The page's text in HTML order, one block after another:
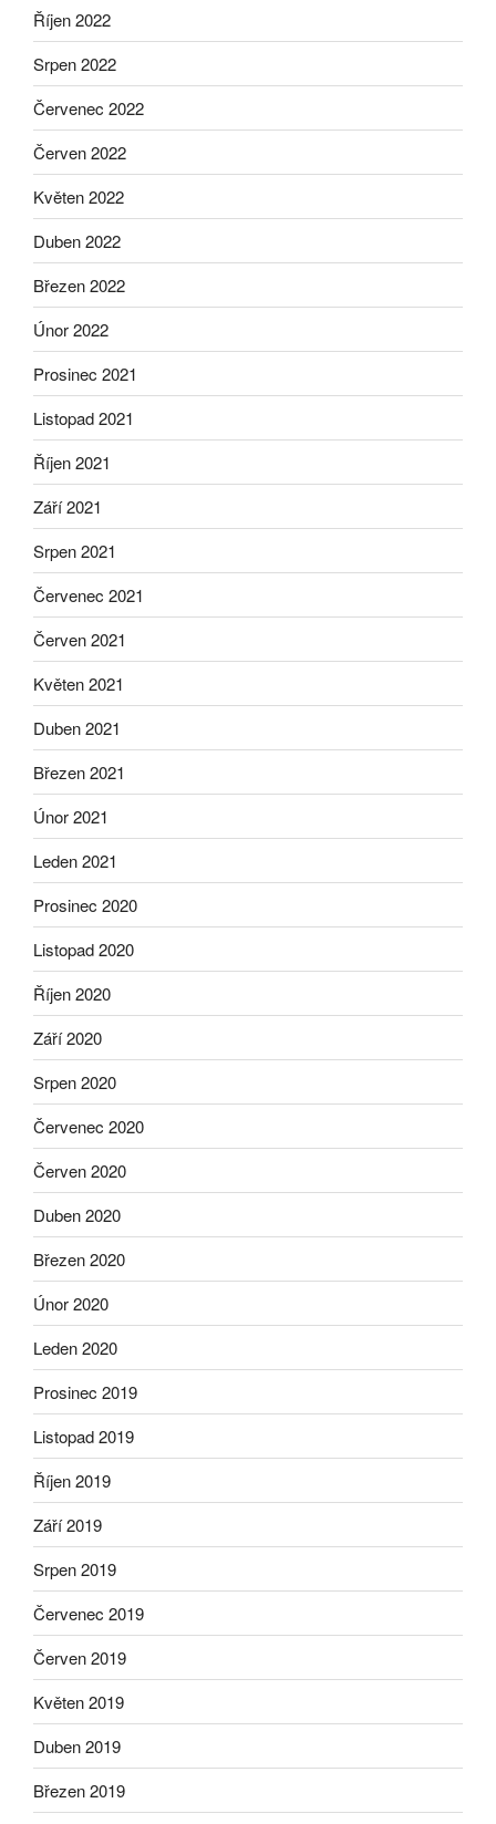
Říjen 2022
Srpen 2022
Červenec 2022
Červen 2022
Květen 2022
Duben 2022
Březen 2022
Únor 2022
Prosinec 2021
Listopad 2021
Říjen 2021
Září 2021
Srpen 2021
Červenec 2021
Červen 2021
Květen 2021
Duben 2021
Březen 2021
Únor 2021
Leden 2021
Prosinec 2020
Listopad 2020
Říjen 2020
Září 2020
Srpen 2020
Červenec 2020
Červen 2020
Duben 2020
Březen 2020
Únor 2020
Leden 2020
Prosinec 2019
Listopad 2019
Říjen 2019
Září 2019
Srpen 2019
Červenec 2019
Červen 2019
Květen 2019
Duben 2019
Březen 2019